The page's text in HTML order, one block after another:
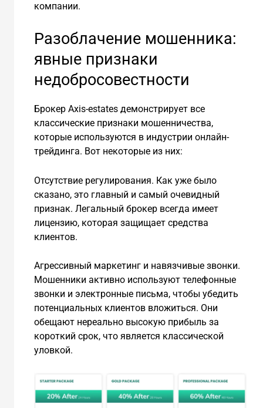
компании.
Разоблачение мошенника:
явные признаки
недобросовестности
Брокер Axis-estates демонстрирует все
классические признаки мошенничества,
которые используются в индустрии онлайн-
трейдинга. Вот некоторые из них:
Отсутствие регулирования. Как уже было
сказано, это главный и самый очевидный
признак. Легальный брокер всегда имеет
лицензию, которая защищает средства
клиентов.
Агрессивный маркетинг и навязчивые звонки.
Мошенники активно используют телефонные
звонки и электронные письма, чтобы убедить
потенциальных клиентов вложиться. Они
обещают нереально высокую прибыль за
короткий срок, что является классической
уловкой.